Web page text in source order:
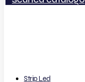
Strip Led